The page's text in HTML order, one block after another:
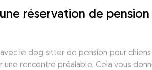
réservation de
le dog sitter de pension pour
rencontre préalable. Cela vous